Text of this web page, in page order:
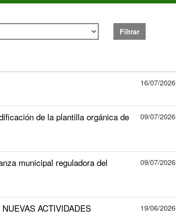
Filtrar
16/07/2026
de la plantilla orgánica de 09/07/2026
municipal reguladora del 09/07/2026
ACTIVIDADES 19/06/2026